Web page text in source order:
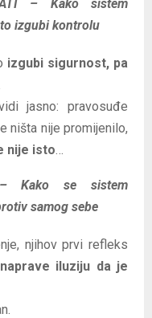
– Kako sistem
izgubi kontrolu
izgubi sigurnost, pa
jasno: pravosuđe
ništa nije promijenilo,
nije isto
– Kako se sistem
samog sebe
njihov prvi refleks
iluziju da je